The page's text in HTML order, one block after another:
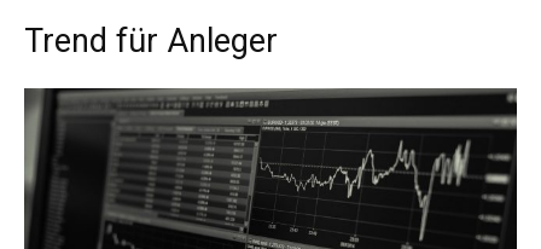
Trend für Anleger